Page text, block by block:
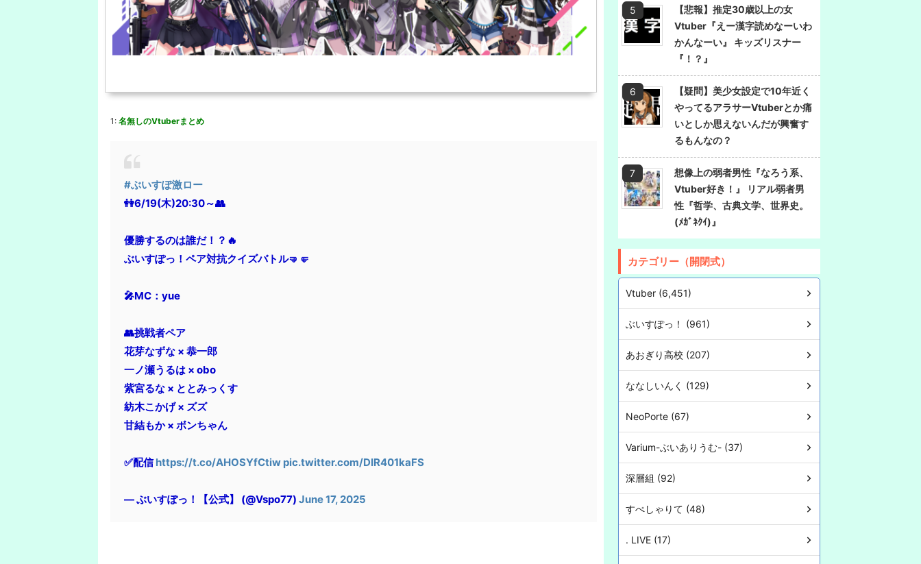
1: 名無しのVtuberまとめ
#ぶいすぽ激ロー
👭6/19(木)20:30～👥
優勝するのは誰だ！？🔥
ぶいすぽっ！ペア対抗クイズバトル🤜🤛
🎤MC：yue
👥挑戦者ペア
花芽なずな × 恭一郎
一ノ瀬うるは × obo
紫宮るな × ととみっくす
紡木こかげ × ズズ
甘結もか × ボンちゃん
✅配信https://t.co/AHOSYfCtiw pic.twitter.com/DIR401kaFS
— ぶいすぽっ！【公式】 (@Vspo77) June 17, 2025
【悲報】推定30歳以上の女
Vtuber『えー漢字読めなーいわ
かんなーい』 キッズリスナー
『！？』
【疑問】美少女設定で10年近く
やってるアラサーVtuberとか痛
いとしか思えないんだが興奮す
るもんなの？
想像上の弱者男性『なろう系、
Vtuber好き！』 リアル弱者男
性『哲学、古典文学、世界史。
(ﾒｶﾞﾈｸｲ)』
カテゴリー（開閉式）
Vtuber (6,451)
ぶいすぽっ！ (961)
あおぎり高校 (207)
ななしいんく (129)
NeoPorte (67)
Varium-ぶいありうむ- (37)
深層組 (92)
すぺしゃりて (48)
. LIVE (17)